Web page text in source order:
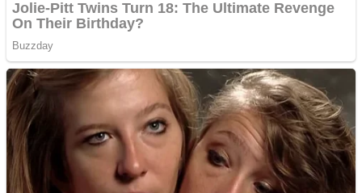
Împrumut si investitii